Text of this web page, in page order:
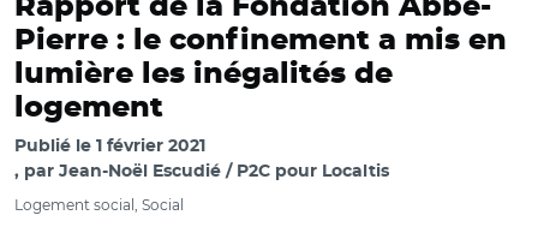
Rapport de la Fondation Abbé-
Pierre : le confinement a mis en
lumière les inégalités de
logement
Publié le 1 février 2021
par Jean-Noël Escudié / P2C pour Localtis
Logement social, Social